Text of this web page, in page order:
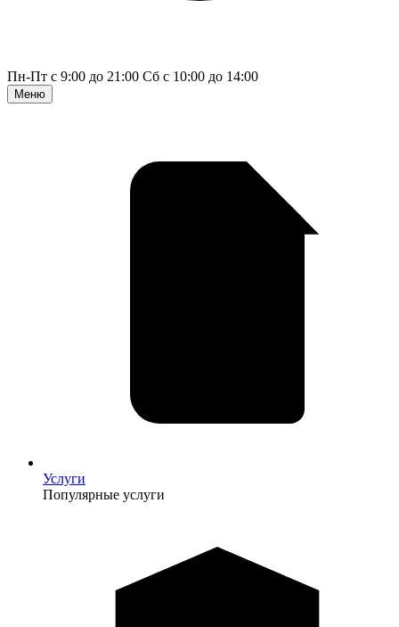
Пн-Пт с 9:00 до 21:00 Сб с 10:00 до 14:00
Меню
Услуги
Популярные услуги